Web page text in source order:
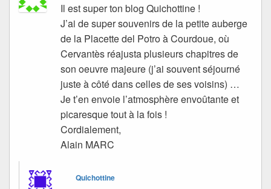
Il est super ton blog Quichottine !
J’ai de super souvenirs de la petite auberge
de la Placette del Potro à Courdoue, où
Cervantès réajusta plusieurs chapitres de
son oeuvre majeure (j’ai souvent séjourné
juste à côté dans celles de ses voisins) …
Je t’en envoie l’atmosphère envoûtante et
picaresque tout à la fois !
Cordialement,
Alain MARC
Quichottine